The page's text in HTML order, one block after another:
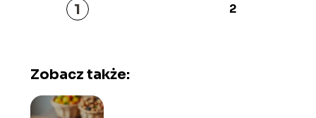
1 2
Zobacz także: